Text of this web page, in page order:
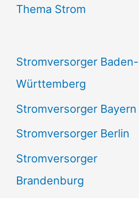
n
Thema Strom
Stromversorger Baden-
Württemberg
Stromversorger Bayern
Stromversorger Berlin
Stromversorger
Brandenburg